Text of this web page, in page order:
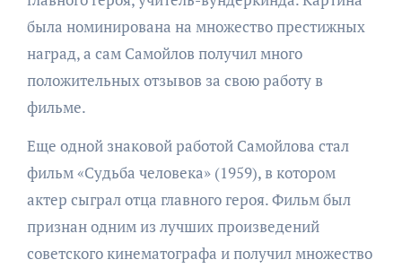
была номинирована на множество престижных
наград, а сам Самойлов получил много
положительных отзывов за свою работу в
фильме.
Еще одной знаковой работой Самойлова стал
фильм «Судьба человека» (1959), в котором
актер сыграл отца главного героя. Фильм был
признан одним из лучших произведений
советского кинематографа и получил множество